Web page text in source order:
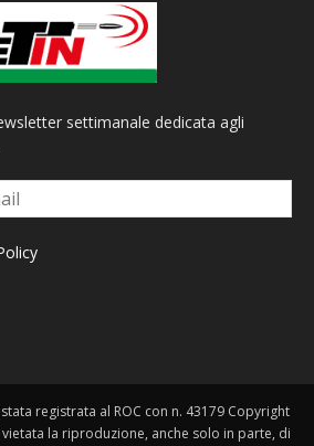
settimanale dedicata agli
registrata al ROC con n. 43179 Copyright
vietata la riproduzione, anche solo in parte, di